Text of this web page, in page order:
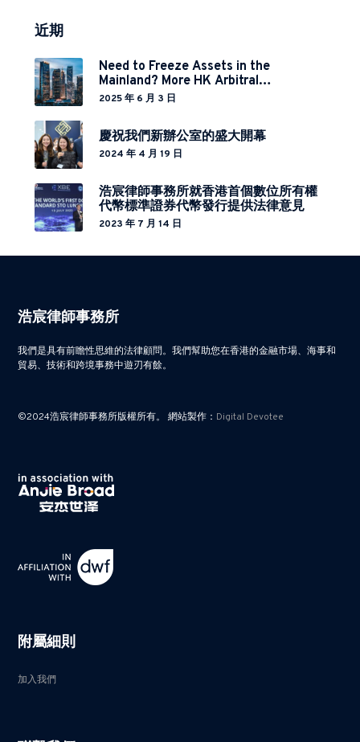
近期
Need to Freeze Assets in the
Mainland? More HK Arbitral
Institutions Now Covered Under
2025 年 6 月 3 日
慶祝我們新辦公室的盛大開幕
2024 年 4 月 19 日
浩宸律師事務所就香港首個數位所有權
代幣標準證券代幣發行提供法律意見
2023 年 7 月 14 日
浩宸律師事務所
我們是具有前瞻性思維的法律顧問。我們幫助您在香港的金融市場、海事和
貿易、技術和跨境事務中遊刃有餘。
©2024浩宸律師事務所版權所有。 網站製作： Digital Devotee
附屬細則
加入我們